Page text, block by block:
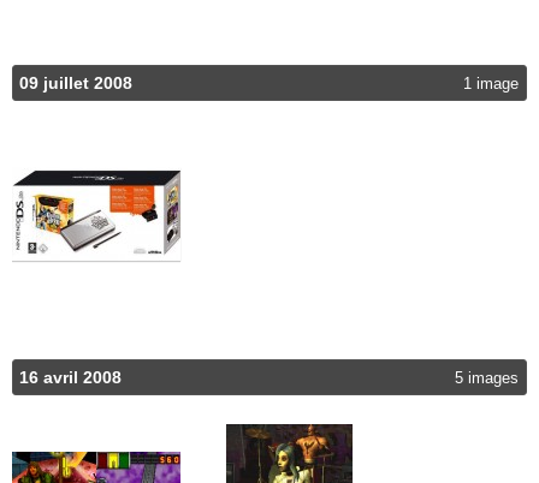
09 juillet 2008 1 image
16 avril 2008 5 images